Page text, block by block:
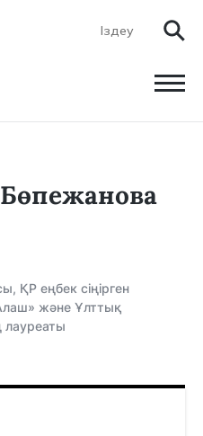
ҚР еңбек сіңірген
және Ұлттық